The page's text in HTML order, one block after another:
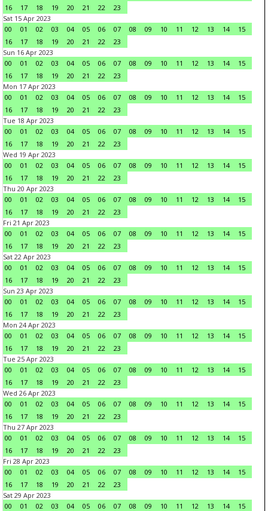
16
17 18 19 20 21 22
23
Sat 15 Apr 2023
00
01 02 03 04 05 06 07 08 09 10 11 12 13 14
15
16
17 18 19 20 21 22
23
Sun 16 Apr 2023
00
01 02 03 04 05 06 07 08 09 10 11 12 13 14
15
16
17 18 19 20 21 22
23
Mon 17 Apr 2023
00
01 02 03 04 05 06 07 08 09 10 11 12 13 14
15
16
17 18 19 20 21 22
23
Tue 18 Apr 2023
00
01 02 03 04 05 06 07 08 09 10 11 12 13 14
15
16
17 18 19 20 21 22
23
Wed 19 Apr 2023
00
01 02 03 04 05 06 07 08 09 10 11 12 13 14
15
16
17 18 19 20 21 22
23
Thu 20 Apr 2023
00
01 02 03 04 05 06 07 08 09 10 11 12 13 14
15
16
17 18 19 20 21 22
23
Fri 21 Apr 2023
00
01 02 03 04 05 06 07 08 09 10 11 12 13 14
15
16
17 18 19 20 21 22
23
Sat 22 Apr 2023
00
01 02 03 04 05 06 07 08 09 10 11 12 13 14
15
16
17 18 19 20 21 22
23
Sun 23 Apr 2023
00
01 02 03 04 05 06 07 08 09 10 11 12 13 14
15
16
17 18 19 20 21 22
23
Mon 24 Apr 2023
00
01 02 03 04 05 06 07 08 09 10 11 12 13 14
15
16
17 18 19 20 21 22
23
Tue 25 Apr 2023
00
01 02 03 04 05 06 07 08 09 10 11 12 13 14
15
16
17 18 19 20 21 22
23
Wed 26 Apr 2023
00
01 02 03 04 05 06 07 08 09 10 11 12 13 14
15
16
17 18 19 20 21 22
23
Thu 27 Apr 2023
00
01 02 03 04 05 06 07 08 09 10 11 12 13 14
15
16
17 18 19 20 21 22
23
Fri 28 Apr 2023
00
01 02 03 04 05 06 07 08 09 10 11 12 13 14
15
16
17 18 19 20 21 22
23
Sat 29 Apr 2023
00
01 02 03 04 05 06 07 08 09 10 11 12 13 14
15